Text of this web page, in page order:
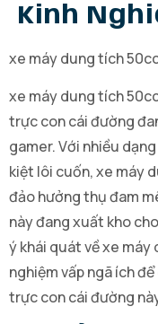
Kinh
xe máy dung tích
xe máy dung tích
trực con cái đường
gamer. Với nhiều
kiệt lôi cuốn, xe máy
đảo hưởng thụ đam
này đang xuất kho
ý khái quát về xe
nghiệm vấp ngã ích
trực con cái đường